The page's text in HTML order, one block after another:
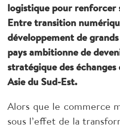
logistique pour
Entre transition
développement de
pays ambitionne de
stratégique des
Asie du Sud-Est.
Alors que le commerce
sous l’effet de la